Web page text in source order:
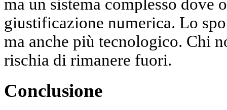
ma un sistema complesso dove
giustificazione numerica. Lo
ma anche più tecnologico. Chi
rischia di rimanere fuori.
Conclusione